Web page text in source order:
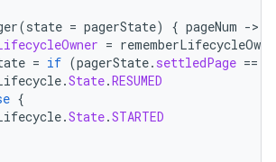
(state = pagerState) { pageNum -
=
= if (pagerState. settledPage ==
.State.RESUMED
{
.State.STARTED